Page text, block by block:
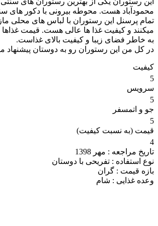
محمودآباد هست. محوطه بیرونی با دکور های
تمام پرسنل این رستوران با لباس های محلی
میکنند و کیفیت غذا ها عالی هست. قیمت
به خاطر فضای زیبا و کیفیت بالای غذاست.
در کل من این رستوران رو به دوستان پیشنهاد
کیفیت
5
سرویس
5
جو و اتمسفر
5
قیمت (به نسبت کیفیت)
4
تاریخ مراجعه : مهر 1398
نوع استفاده : تفریحی با دوستان
بازه قیمت : گران
وعده غذایی : شام